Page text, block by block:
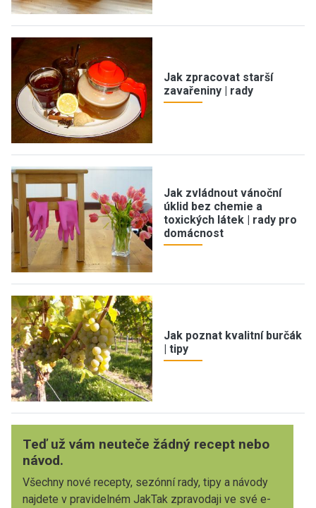
Jak zpracovat starší
zavařeniny | rady
Jak zvládnout vánoční
úklid bez chemie a
toxických látek | rady pro
domácnost
Jak poznat kvalitní burčák
| tipy
Teď už vám neuteče žádný recept nebo
návod.
Všechny nové recepty, sezónní rady, tipy a návody
najdete v pravidelném JakTak zpravodaji ve své e-